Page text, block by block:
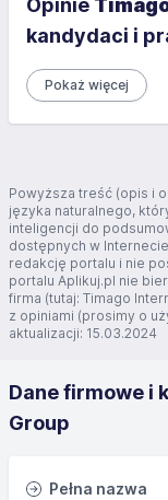
Opinie
kandydaci i
Pokaż więcej
Powyższa treść (opis i
języka naturalnego,
inteligencji do
dostępnych w
redakcję portalu i nie
portalu Aplikuj.pl nie
firma (tutaj: Timago
z opiniami (prosimy o
aktualizacji: 15.03.2024
Dane firmowe i
Group
Pełna nazwa